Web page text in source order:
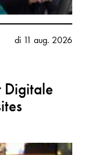
di 11 aug. 2026
Digitale